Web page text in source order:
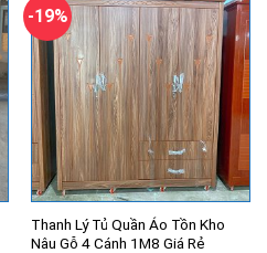
-19%
Thanh Lý Tủ Quần Áo Tồn Kho
Nâu Gỗ 4 Cánh 1M8 Giá Rẻ